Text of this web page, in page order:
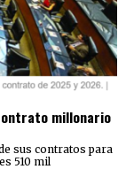
millonario
sus contratos para
510 mil